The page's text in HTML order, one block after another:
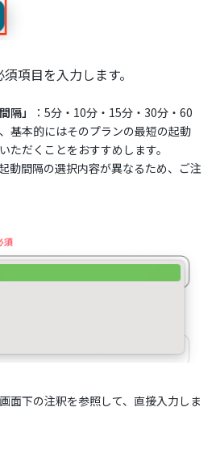
項目を入力します。
隔」
：5分・10分・15分・30分・60
基本的にはそのプランの最短の起動
ただくことをおすすめします。
動間隔の選択内容が異なるため、ご注
画面下の注釈を参照して、直接入力しま